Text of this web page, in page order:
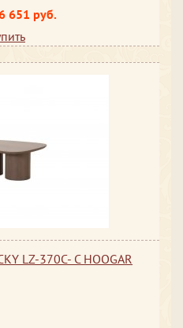
651 руб.
LZ-370C- C HOOGAR